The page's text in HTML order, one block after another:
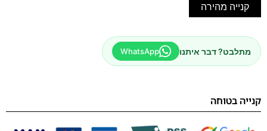
קנייה מהירה
מתלבט? דבר איתנו WhatsApp
קנייה בטוחה